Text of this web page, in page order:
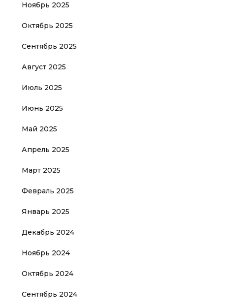
Ноябрь 2025
Октябрь 2025
Сентябрь 2025
Август 2025
Июль 2025
Июнь 2025
Май 2025
Апрель 2025
Март 2025
Февраль 2025
Январь 2025
Декабрь 2024
Ноябрь 2024
Октябрь 2024
Сентябрь 2024